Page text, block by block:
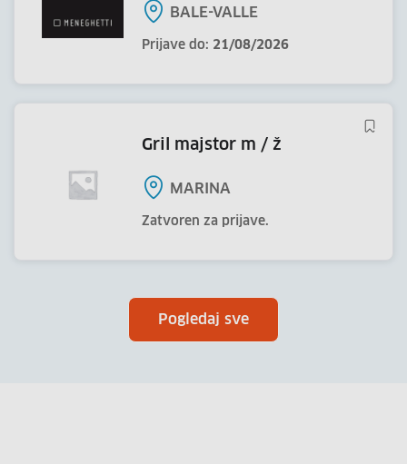
BALE-VALLE
Prijave do: 21/08/2026
gril majstor m / ž
MARINA
Zatvoren za prijave.
Pogledaj sve